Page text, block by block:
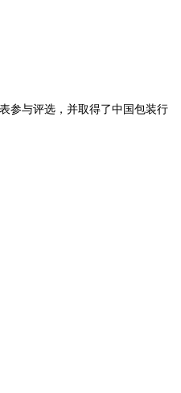
参与评选，并取得了中国包装行